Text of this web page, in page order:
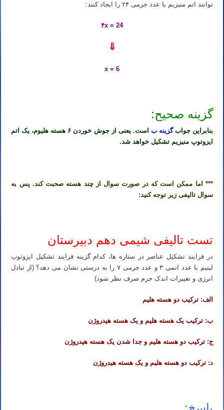
توانند اتم منیزیم با عدد جرمی ۲۴ را ایجاد کنند:
۴x = 24
⇓
x = 6
گزینه صحیح:
بنابراین جوابگزینه ب
است. یعنی از جوش خوردن ۶ هسته هلیوم، یک اتم
ایزوتوپ منیزیم تشکیل خواهد شد.
*** اما ممکن است که در صورت سوال از چند هسته صحبت کند. پس به
سوال تالیفی زیر توجه کنید:
تست تالیفی شیمی دهم دبیرستان
در فرایند تشکیل عناصر در ستاره ها، کدام گزینه فرایند تشکیل ایزوتوپ
لیتیم با عدد اتمی ۳ و عدد جرمی ۷ را به درستی نشان می دهد؟ (از تبادل
انرژی و تغییرات اندک جرم صرف نظر شود)
الف: ترکیب دو هسته هلیم
ب: ترکیب یک هسته هلیم و یک هسته هیدروژن
ج: ترکیب دو هسته هلیم و جدا شدن یک هسته هیدروژن
د: ترکیب دو هسته هلیم و یک هسته هیدروژن